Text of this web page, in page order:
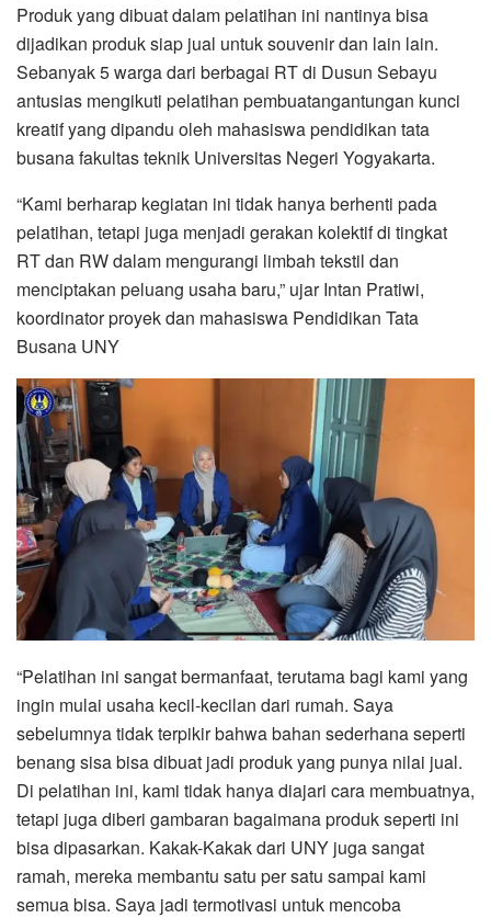
Produk yang dibuat dalam pelatihan ini nantinya bisa
dijadikan produk siap jual untuk souvenir dan lain lain.
Sebanyak 5 warga dari berbagai RT di Dusun Sebayu
antusias mengikuti pelatihan pembuatangantungan kunci
kreatif yang dipandu oleh mahasiswa pendidikan tata
busana fakultas teknik Universitas Negeri Yogyakarta.
“Kami berharap kegiatan ini tidak hanya berhenti pada
pelatihan, tetapi juga menjadi gerakan kolektif di tingkat
RT dan RW dalam mengurangi limbah tekstil dan
menciptakan peluang usaha baru,” ujar Intan Pratiwi,
koordinator proyek dan mahasiswa Pendidikan Tata
Busana UNY
“Pelatihan ini sangat bermanfaat, terutama bagi kami yang
ingin mulai usaha kecil-kecilan dari rumah. Saya
sebelumnya tidak terpikir bahwa bahan sederhana seperti
benang sisa bisa dibuat jadi produk yang punya nilai jual.
Di pelatihan ini, kami tidak hanya diajari cara membuatnya,
tetapi juga diberi gambaran bagaimana produk seperti ini
bisa dipasarkan. Kakak-Kakak dari UNY juga sangat
ramah, mereka membantu satu per satu sampai kami
semua bisa. Saya jadi termotivasi untuk mencoba